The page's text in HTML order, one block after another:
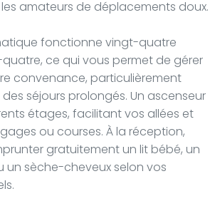
amateurs de déplacements doux.
fonctionne vingt-quatre
ce qui vous permet de gérer
convenance, particulièrement
séjours prolongés. Un ascenseur
étages, facilitant vos allées et
ou courses. À la réception,
gratuitement un lit bébé, un
un sèche-cheveux selon vos